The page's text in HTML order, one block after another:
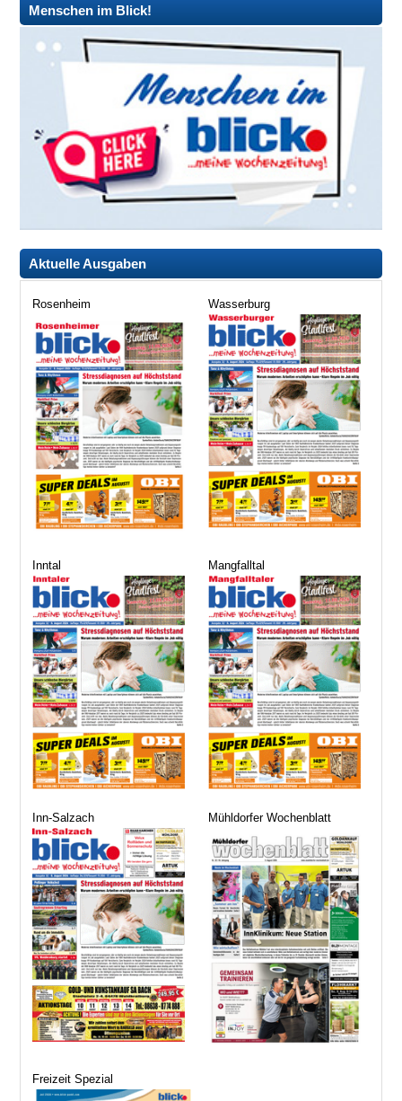
Menschen im Blick!
Aktuelle Ausgaben
Rosenheim Wasserburg
Inntal Mangfalltal
Inn-Salzach Mühldorfer Wochenblatt
Freizeit Spezial